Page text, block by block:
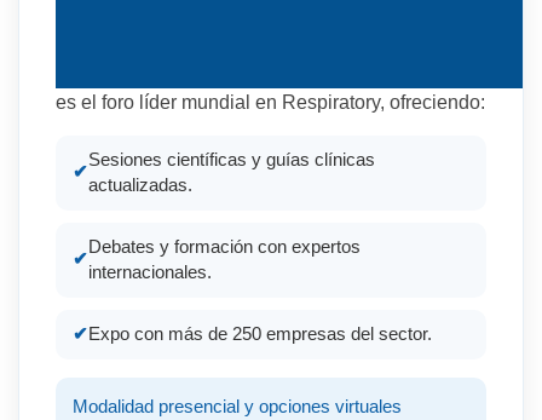
es el foro líder mundial en Respiratory, ofreciendo:
Sesiones científicas y guías clínicas
actualizadas.
Debates y formación con expertos
internacionales.
Expo con más de 250 empresas del sector.
Modalidad presencial y opciones virtuales